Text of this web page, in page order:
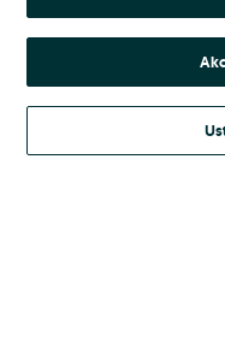
Kontynuując za
Regulamin